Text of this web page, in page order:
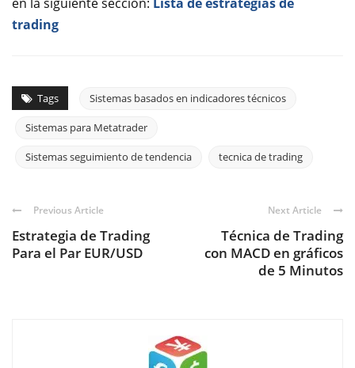
trading
Tags Sistemas basados en indicadores técnicos
Sistemas para Metatrader
Sistemas seguimiento de tendencia tecnica de trading
Previous Article
Estrategia de Trading
Para el Par EUR/USD
Next Article
Técnica de Trading
con MACD en gráficos
de 5 Minutos